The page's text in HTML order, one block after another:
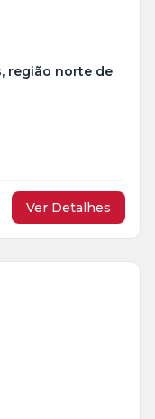
região norte de
Ver Detalhes